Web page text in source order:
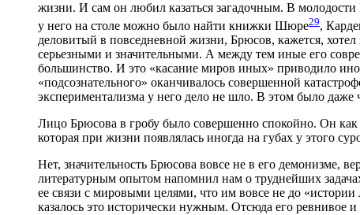
жизни. И сам он любил казаться загадочным. В
у него на столе можно было найти книжки Шюре29,
деловитый в повседневной жизни, Брюсов, кажется,
серьезными и значительными. А между тем иные его
большинство. И это «касание миров иных» приводило
«подсознательного» оканчивалось совершенной
экспериментализма у него дело не шло. В этом было даже
Лицо Брюсова в гробу было совершенно спокойно. Он как
которая при жизни появлялась иногда на губах у этого
Нет, значительность Брюсова вовсе не в его демонизме,
литературным опытом напомнил нам о труднейших
ее связи с мировыми целями, что им вовсе не до
казалось это исторически нужным. Отсюда его ревнивое